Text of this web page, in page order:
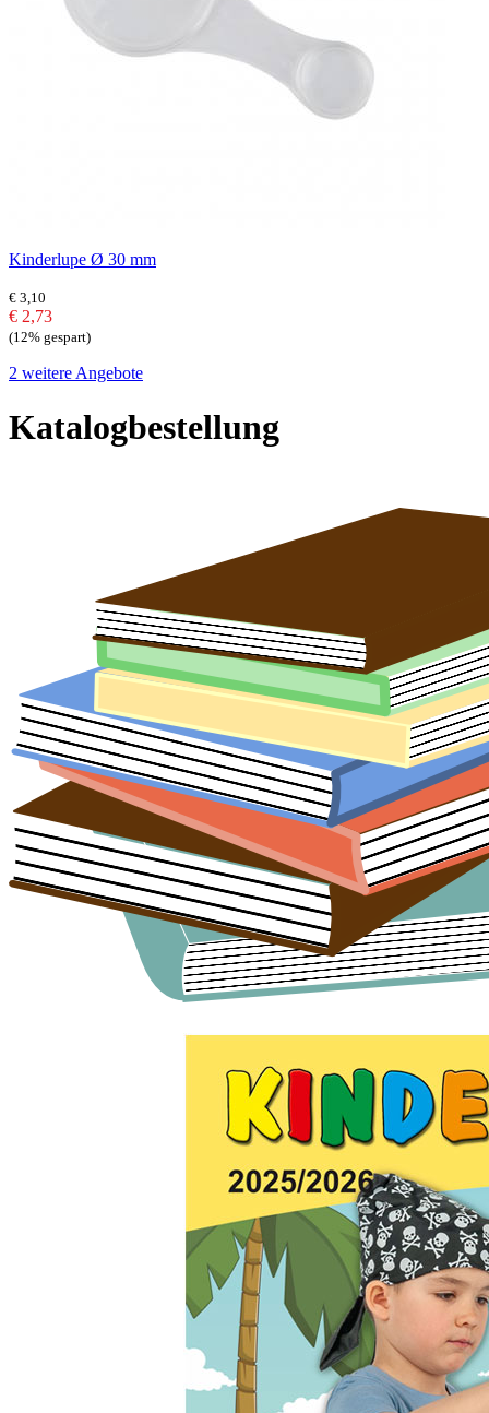
Kinderlupe Ø 30 mm
€ 3,10
€ 2,73
(12% gespart)
2 weitere Angebote
Katalogbestellung